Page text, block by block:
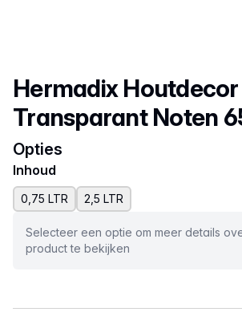
Productnaam
Hermadix Houtdecor
Transparant Noten
Opties
Inhoud
0,75 LTR 2,5 LTR
Selecteer een optie om meer details
product te bekijken